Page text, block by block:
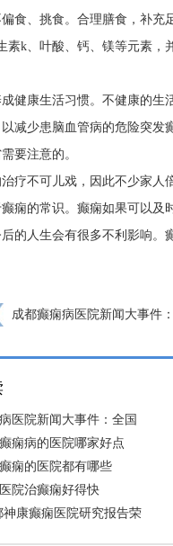
食、挑食。合理膳食，补充
素k、叶酸、钙、镁等元素，
成健康生活习惯。不健康的生
减少患脑血管病的危险突发
要注意的。
疗不可儿戏，因此不少家人
痫的常识。癫痫如果可以及
的人生会有很多不利影响。
成都癫痫病医院新闻大事件
医院新闻大事件：全国
痫病的医院哪家好点
痫的医院都有哪些
院治癫痫好得快
康癫痫医院研究报告荣